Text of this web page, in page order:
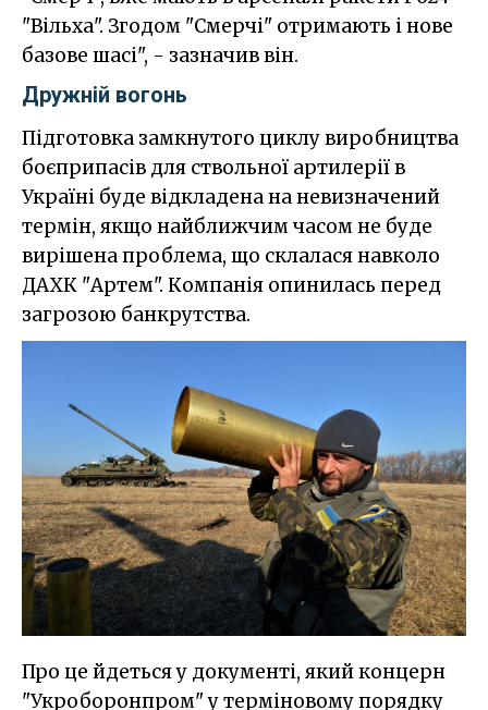
"Вільха". Згодом "Смерчі" отримають і нове
базове шасі", - зазначив він.
Дружній вогонь
Підготовка замкнутого циклу виробництва
боєприпасів для ствольної артилерії в
Україні буде відкладена на невизначений
термін, якщо найближчим часом не буде
вирішена проблема, що склалася навколо
ДАХК "Артем". Компанія опинилась перед
загрозою банкрутства.
Про це йдеться у документі, який концерн
"Укроборонпром" у терміновому порядку